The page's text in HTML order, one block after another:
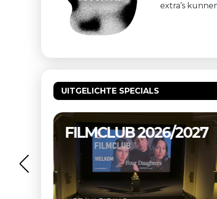
extra’s
UITGELICHTE SPECIALS
2027
RK
DE HIPPIES VAN
INCLUSIEF Q&A MET